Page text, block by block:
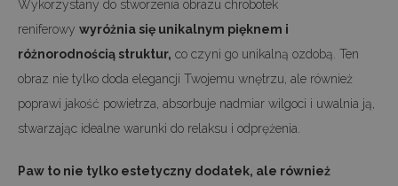
Wykorzystany do stworzenia obrazu chrobotek
reniferowy wyróżnia się unikalnym pięknem i
różnorodnością struktur, co czyni go unikalną ozdobą. Ten
obraz nie tylko doda elegancji Twojemu wnętrzu, ale również
poprawi jakość powietrza, absorbuje nadmiar wilgoci i uwalnia ją,
stwarzając idealne warunki do relaksu i odprężenia.
Paw to nie tylko estetyczny dodatek, ale również